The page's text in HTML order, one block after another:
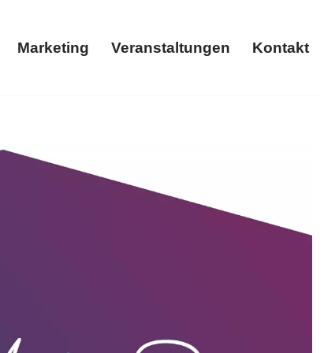
Marketing Veranstaltungen Kontakt